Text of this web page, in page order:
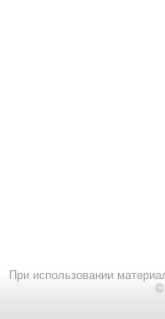
При использовании